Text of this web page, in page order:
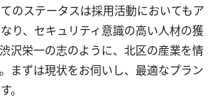
のステータスは採用活動においてもア
り、セキュリティ意識の高い人材の獲
沢栄一の志のように、北区の産業を情
まずは現状をお伺いし、最適なプラン
。